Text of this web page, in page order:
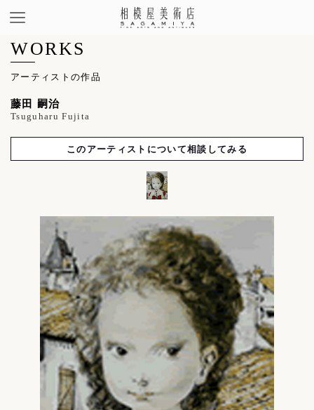
WORKS
アーティストの作品
藤田 嗣治
Tsuguharu Fujita
このアーティストについて相談してみる